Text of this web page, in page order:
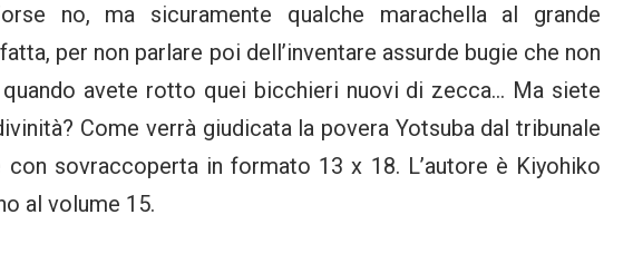
no, ma sicuramente qualche marachella al grande
per non parlare poi dell’inventare assurde bugie che non
avete rotto quei bicchieri nuovi di zecca… Ma siete
Come verrà giudicata la povera Yotsuba dal tribunale
con sovraccoperta in formato 13 x 18. L’autore è Kiyohiko
al volume 15.